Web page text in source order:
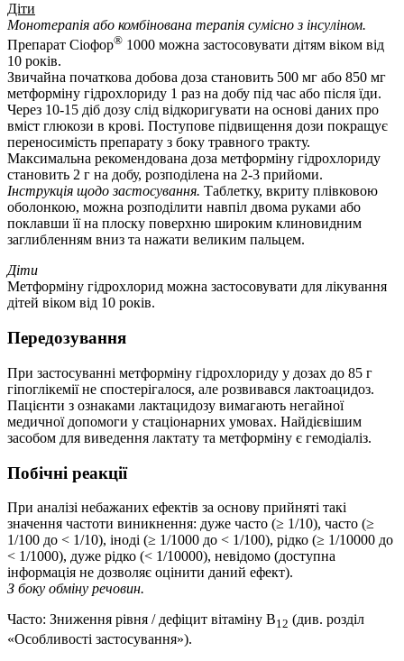
Діти
Монотерапія або комбінована терапія сумісно з інсуліном.
Препарат Сіофор® 1000 можна застосовувати дітям віком від
10 років.
Звичайна початкова добова доза становить 500 мг або 850 мг
метформіну гідрохлориду 1 раз на добу під час або після їди.
Через 10-15 діб дозу слід відкоригувати на основі даних про
вміст глюкози в крові. Поступове підвищення дози покращує
переносимість препарату з боку травного тракту.
Максимальна рекомендована доза метформіну гідрохлориду
становить 2 г на добу, розподілена на 2-3 прийоми.
Інструкція щодо застосування. Таблетку, вкриту плівковою
оболонкою, можна розподілити навпіл двома руками або
поклавши її на плоску поверхню широким клиновидним
заглибленням вниз та нажати великим пальцем.
Діти
Метформіну гідрохлорид можна застосовувати для лікування
дітей віком від 10 років.
Передозування
При застосуванні метформіну гідрохлориду у дозах до 85 г
гіпоглікемії не спостерігалося, але розвивався лактоацидоз.
Пацієнти з ознаками лактацидозу вимагають негайної
медичної допомоги у стаціонарних умовах. Найдієвішим
засобом для виведення лактату та метформіну є гемодіаліз.
Побічні реакції
При аналізі небажаних ефектів за основу прийняті такі
значення частоти виникнення: дуже часто (≥ 1/10), часто (≥
1/100 до < 1/10), іноді (≥ 1/1000 до < 1/100), рідко (≥ 1/10000 до
< 1/1000), дуже рідко (< 1/10000), невідомо (доступна
інформація не дозволяє оцінити даний ефект).
З боку обміну речовин.
Часто: Зниження рівня / дефіцит вітаміну B12 (див. розділ
«Особливості застосування»).